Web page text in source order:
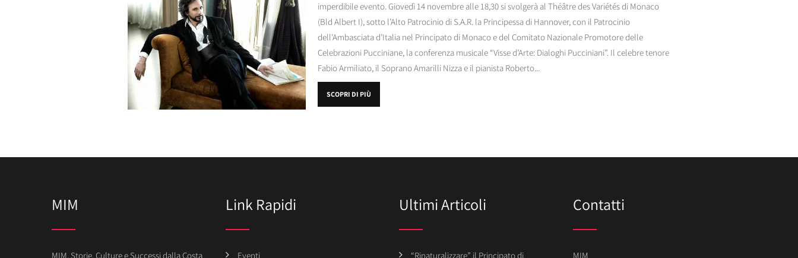
imperdibile evento. Giovedì 14 novembre alle 18,30 si svolgerà al Théâtre des Variétés di Monaco
(Bld Albert I), sotto l’Alto Patrocinio di S.A.R. la Principessa di Hannover, con il Patrocinio
dell’Ambasciata d’Italia nel Principato di Monaco e del Comitato Nazionale Promotore delle
Celebrazioni Pucciniane, la conferenza musicale “Visse d’Arte: Dialoghi Pucciniani”. Il celebre tenore
Fabio Armiliato, il Soprano Amarilli Nizza e il pianista Roberto...
SCOPRI DI PIÙ
MIM
MIM, Storie, Culture e Successi dalla Costa
Link Rapidi
Eventi
Ultimi Articoli
“Rinaturalizzare” il Principato di
Contatti
MIM